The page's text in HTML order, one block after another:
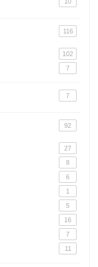
116
102
7
7
92
27
8
6
1
5
16
7
11